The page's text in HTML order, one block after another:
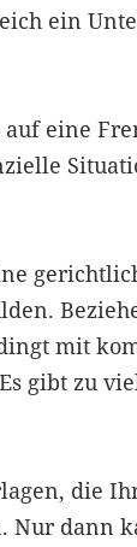
ein
auf eine
mit
gibt zu
die
Nur dann